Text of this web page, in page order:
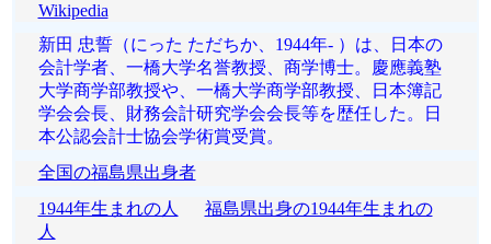
Wikipedia
新田 忠誓（にった ただちか、1944年- ）は、日本の
会計学者、一橋大学名誉教授、商学博士。慶應義塾
大学商学部教授や、一橋大学商学部教授、日本簿記
学会会長、財務会計研究学会会長等を歴任した。日
本公認会計士協会学術賞受賞。
全国の福島県出身者
1944年生まれの人
福島県出身の1944年生まれの
人